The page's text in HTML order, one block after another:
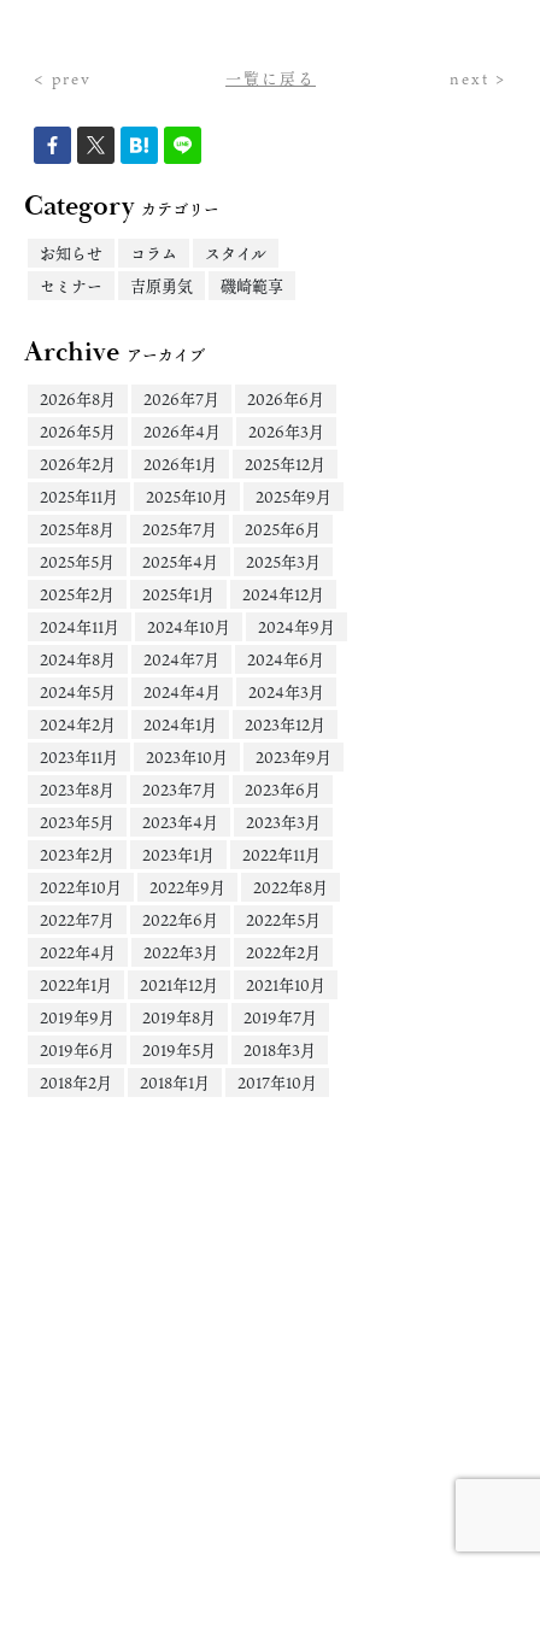
< prev 一覧に戻る next >
Categoryカテゴリー
お知らせ
コラム
スタイル
セミナー
吉原勇気 磯崎範享
Archive アーカイブ
2026年8月
2026年7月
2026年6月
2026年5月
2026年4月
2026年3月
2026年2月
2026年1月
2025年12月
2025年11月
2025年10月
2025年9月
2025年8月
2025年7月
2025年6月
2025年5月
2025年4月
2025年3月
2025年2月
2025年1月
2024年12月
2024年11月
2024年10月
2024年9月
2024年8月
2024年7月
2024年6月
2024年5月
2024年4月
2024年3月
2024年2月
2024年1月
2023年12月
2023年11月
2023年10月
2023年9月
2023年8月
2023年7月
2023年6月
2023年5月
2023年4月
2023年3月
2023年2月
2023年1月
2022年11月
2022年10月
2022年9月
2022年8月
2022年7月
2022年6月
2022年5月
2022年4月
2022年3月
2022年2月
2022年1月
2021年12月
2021年10月
2019年9月
2019年8月
2019年7月
2019年6月
2019年5月
2018年3月
2018年2月
2018年1月 2017年10月